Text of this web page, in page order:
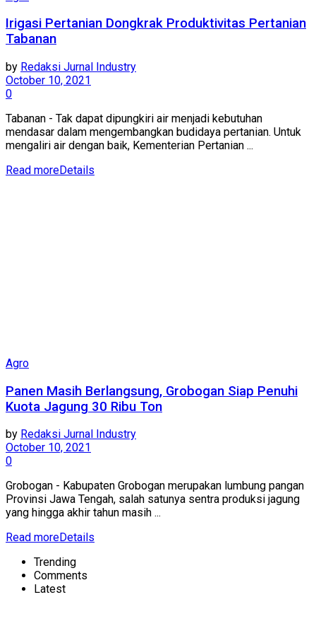
Irigasi Pertanian Dongkrak Produktivitas Pertanian
Tabanan
by Redaksi Jurnal Industry
October 10, 2021
0
Tabanan - Tak dapat dipungkiri air menjadi kebutuhan
mendasar dalam mengembangkan budidaya pertanian. Untuk
mengaliri air dengan baik, Kementerian Pertanian ...
Read moreDetails
Agro
Panen Masih Berlangsung, Grobogan Siap Penuhi
Kuota Jagung 30 Ribu Ton
by Redaksi Jurnal Industry
October 10, 2021
0
Grobogan - Kabupaten Grobogan merupakan lumbung pangan
Provinsi Jawa Tengah, salah satunya sentra produksi jagung
yang hingga akhir tahun masih ...
Read moreDetails
Trending
Comments
Latest